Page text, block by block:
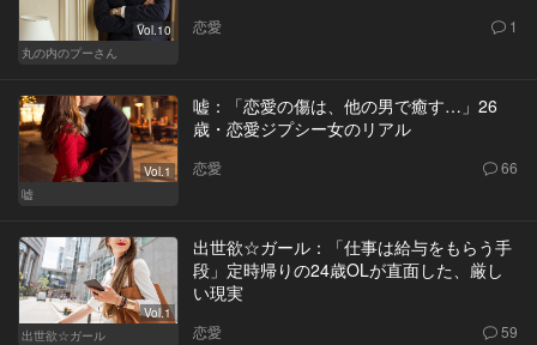
Vol.10
丸の内のプーさん
恋愛 1
Vol.1
嘘
嘘：「恋愛の傷は、他の男で癒す…」26
歳・恋愛ジプシー女のリアル
恋愛 66
Vol.1
出世欲☆ガール
出世欲☆ガール：「仕事は給与をもらう手
段」定時帰りの24歳OLが直面した、厳し
い現実
恋愛 59